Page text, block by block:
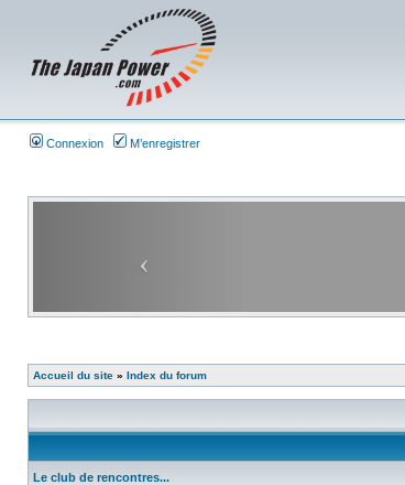
Connexion M’enregistrer
Accueil du site » Index du forum
Le club de rencontres...